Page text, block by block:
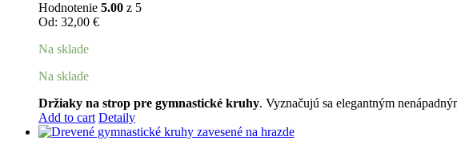
Hodnotenie 5.00 z 5
Od: 32,00 €
Na sklade
Na sklade
Držiaky na strop pre gymnastické kruhy. Vyznačujú sa elegantným
Add to cart Tento
produkt
Detaily